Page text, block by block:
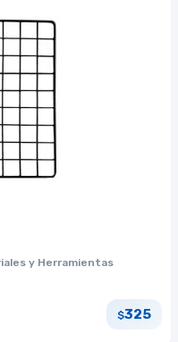
y Herramientas
$325